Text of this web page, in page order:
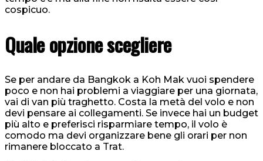
cospicuo.
Quale opzione scegliere
Se per andare da Bangkok a Koh Mak vuoi spendere
poco e non hai problemi a viaggiare per una giornata,
vai di van più traghetto. Costa la metà del volo e non
devi pensare ai collegamenti. Se invece hai un budget
più alto e preferisci risparmiare tempo, il volo è
comodo ma devi organizzare bene gli orari per non
rimanere bloccato a Trat.